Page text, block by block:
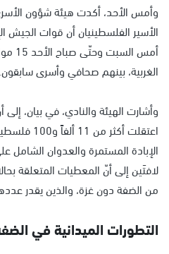
وأمس الأحد، أكدت هيئة شؤون
الأسير الفلسطينيان أن قوات الجيش
أمس
الغربية، بينهم صحافي وأسرى سابقون.
وأشارت الهيئة والنادي، في بيان،
اعتقلت
الإبادة المستمرة والعدوان الشامل
لافتَين إلى أنّ المعطيات المتعلقة
من الضفة دون غزة، والذين يقدر
التطورات الميدانية في